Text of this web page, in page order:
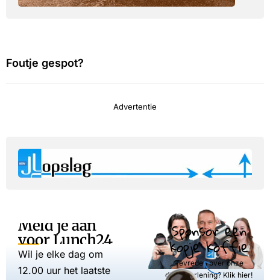
Foutje gespot?
Advertentie
Meld je aan
voor Lunch24
Wil je elke dag om
12.00 uur het laatste
Sponsor een
kopje koffie
Tevreden over onze
dienstverlening? Klik hier!